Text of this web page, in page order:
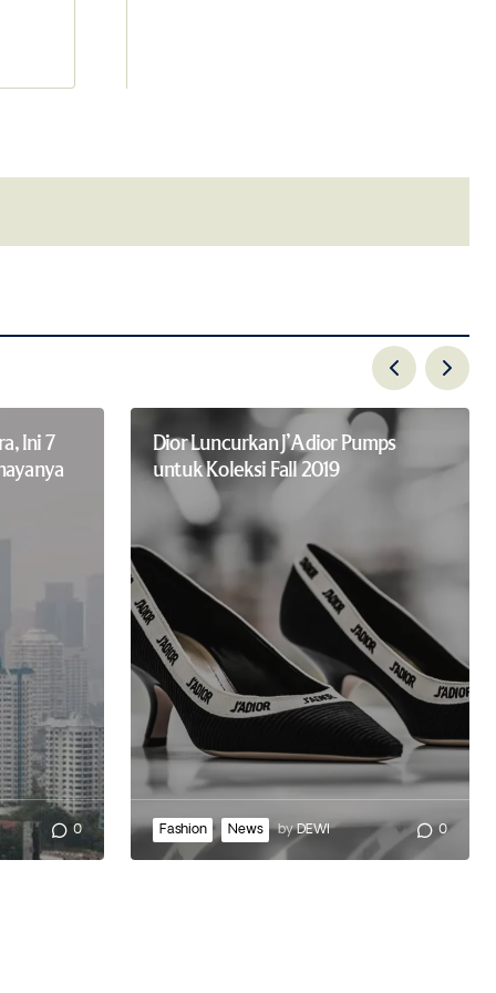
Ini 7
0
Dior Luncurkan J’Adior Pumps
untuk Koleksi Fall 2019
Fashion News byDEWI 0